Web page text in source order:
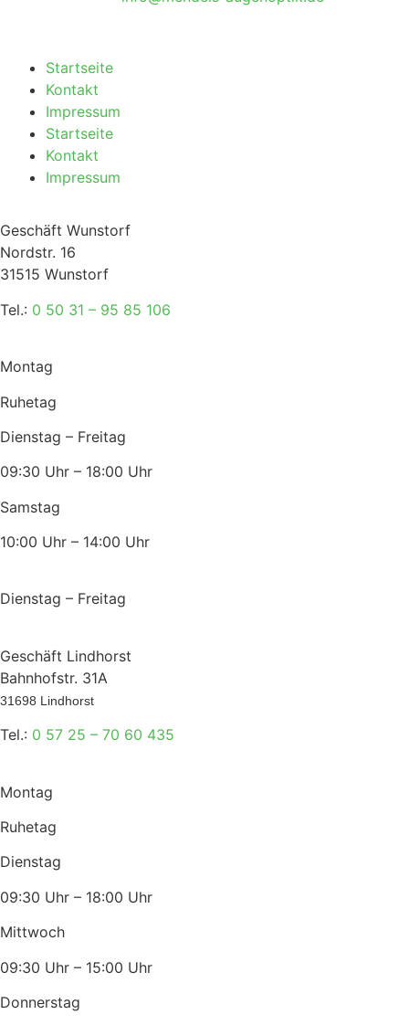
Startseite
Kontakt
Impressum
Startseite
Kontakt
Impressum
Geschäft Wunstorf
Nordstr. 16
31515 Wunstorf
Tel.: 0 50 31 – 95 85 106
Montag
Ruhetag
Dienstag – Freitag
09:30 Uhr – 18:00 Uhr
Samstag
10:00 Uhr – 14:00 Uhr
Dienstag – Freitag
Geschäft Lindhorst
Bahnhofstr. 31A
31698 Lindhorst
Tel.: 0 57 25 – 70 60 435
Montag
Ruhetag
Dienstag
09:30 Uhr – 18:00 Uhr
Mittwoch
09:30 Uhr – 15:00 Uhr
Donnerstag